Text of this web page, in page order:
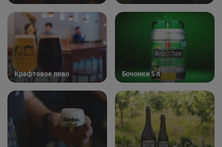
Крафтовое пиво Бочонки 5 л